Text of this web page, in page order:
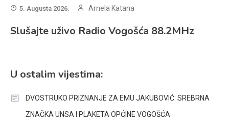
5. Augusta 2026. Arnela Katana
Slušajte uživo Radio Vogošća 88.2MHz
U ostalim vijestima:
DVOSTRUKO PRIZNANJE ZA EMU JAKUBOVIĆ: SREBRNA
ZNAČKA UNSA I PLAKETA OPĆINE VOGOŠĆA